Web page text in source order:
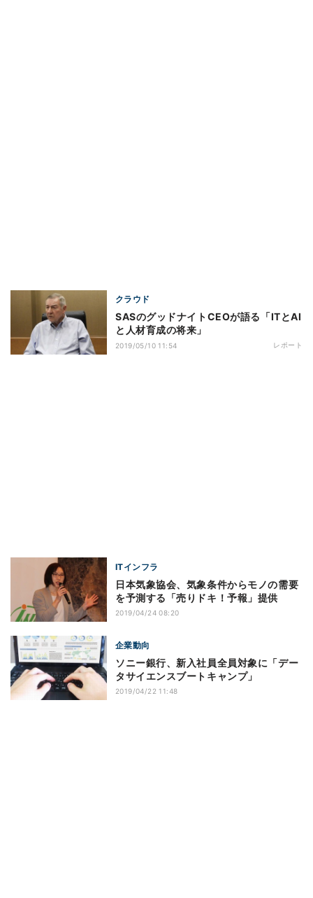
クラウド
SASのグッドナイトCEOが語る「ITとAI
と人材育成の将来」
2019/05/10 11:54 レポート
ITインフラ
日本気象協会、気象条件からモノの需要
を予測する「売りドキ！予報」提供
2019/04/24 08:20
企業動向
ソニー銀行、新入社員全員対象に「デー
タサイエンスブートキャンプ」
2019/04/22 11:48